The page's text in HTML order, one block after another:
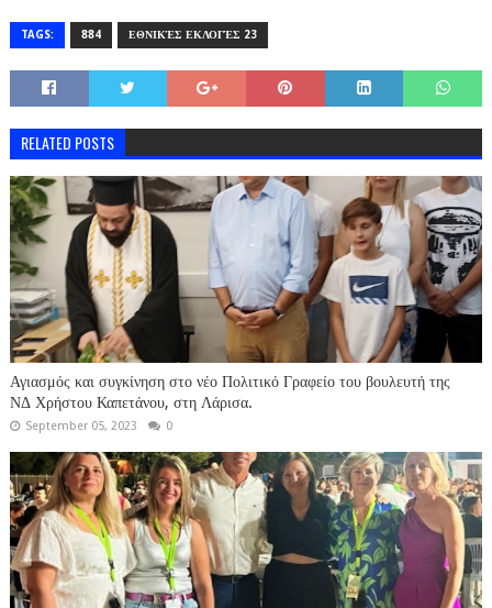
TAGS: 884 ΕΘΝΙΚΈΣ ΕΚΛΟΓΈΣ 23
RELATED POSTS
Αγιασμός και συγκίνηση στο νέο Πολιτικό Γραφείο του βουλευτή της
ΝΔ Χρήστου Καπετάνου, στη Λάρισα.
September 05, 2023 0